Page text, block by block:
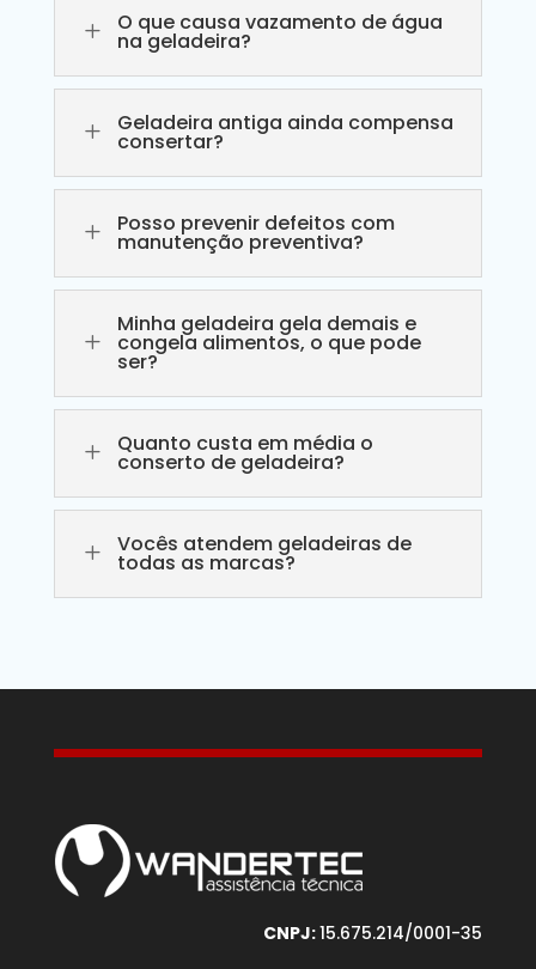
L O que causa vazamento de água
na geladeira?
L Geladeira antiga ainda compensa
consertar?
L Posso prevenir defeitos com
manutenção preventiva?
L
Minha geladeira gela demais e
congela alimentos, o que pode
ser?
L Quanto custa em média o
conserto de geladeira?
L Vocês atendem geladeiras de
todas as marcas?
CNPJ:15.675.214/0001-35